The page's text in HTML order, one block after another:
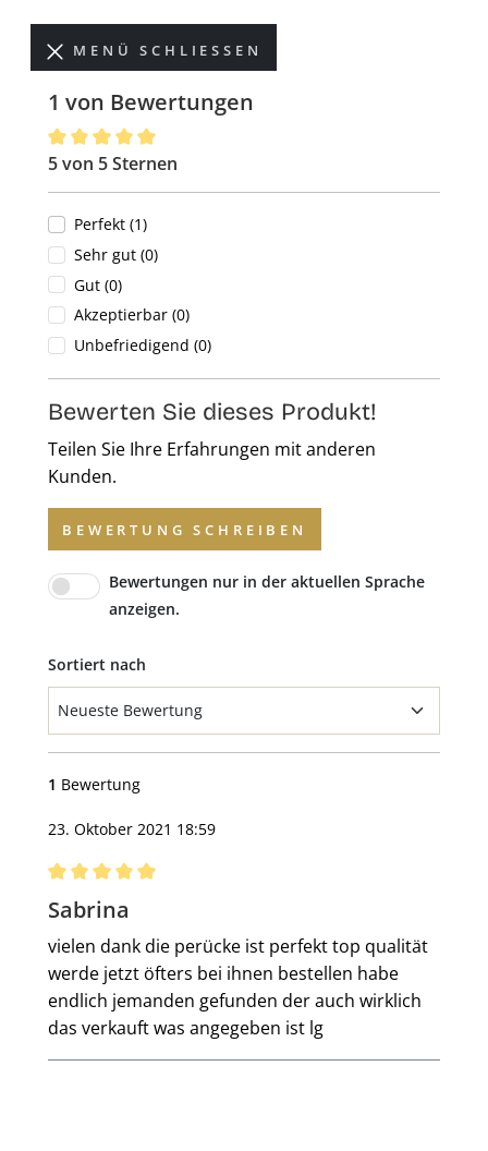
MENÜ SCHLIESSEN
1 von Bewertungen
Durchschnittliche Bewertung von 5 von 5 Sternen
5 von 5 Sternen
Perfekt (1)
Sehr gut (0)
Gut (0)
Akzeptierbar (0)
Unbefriedigend (0)
Bewerten Sie dieses Produkt!
Teilen Sie Ihre Erfahrungen mit anderen
Kunden.
BEWERTUNG SCHREIBEN
Bewertungen nur in der aktuellen Sprache
anzeigen.
Sortiert nach
1 Bewertung
23. Oktober 2021 18:59
Bewertung mit 5 von 5 Sternen
Sabrina
vielen dank die perücke ist perfekt top qualität
werde jetzt öfters bei ihnen bestellen habe
endlich jemanden gefunden der auch wirklich
das verkauft was angegeben ist lg